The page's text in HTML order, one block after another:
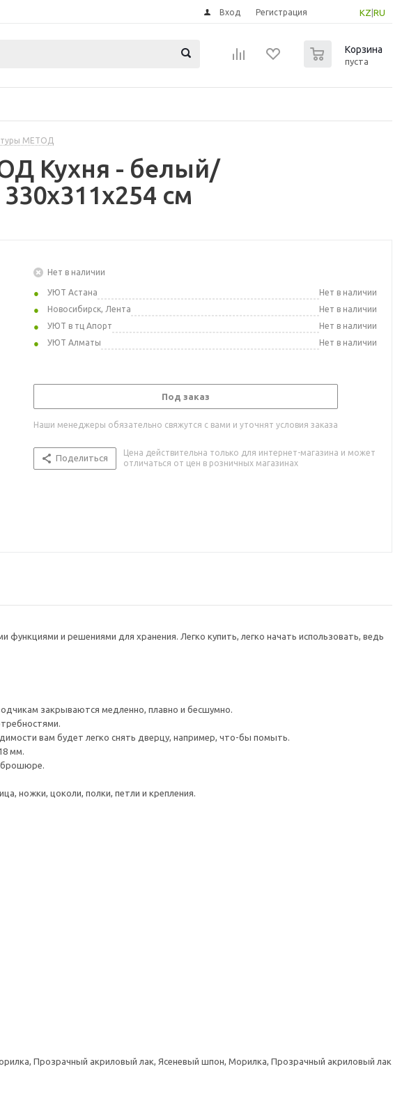
KZ RU
Вход Регистрация
Корзина
пуста
МЕТОД
Кухня - белый/
см
Нет в наличии
УЮТ Астана
Нет в наличии
Новосибирск, Лента
Нет в наличии
УЮТ в тц Апорт
Нет в наличии
УЮТ Алматы
Нет в наличии
Под заказ
Наши менеджеры обязательно свяжутся с вами и уточнят условия заказа
Поделиться
Цена действительна только для интернет-магазина и может
отличаться от цен в розничных магазинах
и решениями для хранения. Легко купить, легко начать использовать, ведь
закрываются медленно, плавно и бесшумно.
вам будет легко снять дверцу, например, что-бы помыть.
мм.
брошюре.
ножки, цоколи, полки, петли и крепления.
Прозрачный акриловый лак, Ясеневый шпон, Морилка, Прозрачный акриловый лак